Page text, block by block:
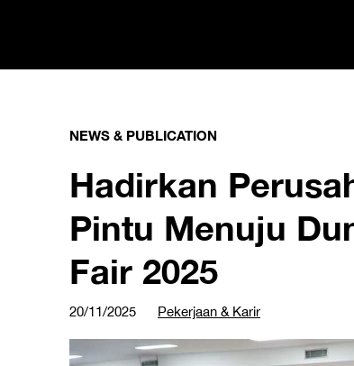
NEWS & PUBLICATION
Hadirkan
Pintu Menuju
Fair 2025
20/11/2025 Pekerjaan & Karir